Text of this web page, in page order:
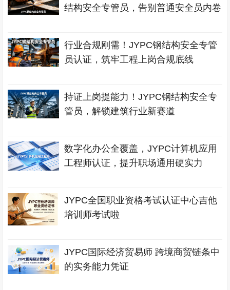
结构安全专管员，告别普通安全员内卷
行业合规刚需！JYPC钢结构安全专管
员认证，筑牢工程上岗合规底线
持证上岗提能力！JYPC钢结构安全专
管员，解锁建筑行业新赛道
数字化办公全覆盖，JYPC计算机应用
工程师认证，提升职场通用硬实力
JYPC全国职业资格考试认证中心吉他
培训师考试啦
JYPC国际经济贸易师 跨境商贸链条中
的实务能力凭证